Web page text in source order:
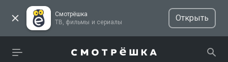
Смотрёшка
ТВ, фильмы и сериалы
Открыть